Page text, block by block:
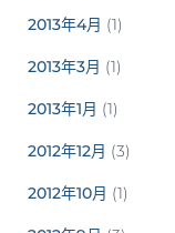
2013年4月 (1)
2013年3月 (1)
2013年1月 (1)
2012年12月 (3)
2012年10月 (1)